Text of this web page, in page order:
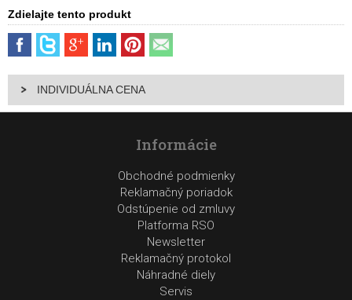
Zdielajte tento produkt
INDIVIDUÁLNA CENA
Informácie
Obchodné podmienky
Reklamačný poriadok
Odstúpenie od zmluvy
Platforma RSO
Newsletter
Reklamačný protokol
Náhradné diely
Servis